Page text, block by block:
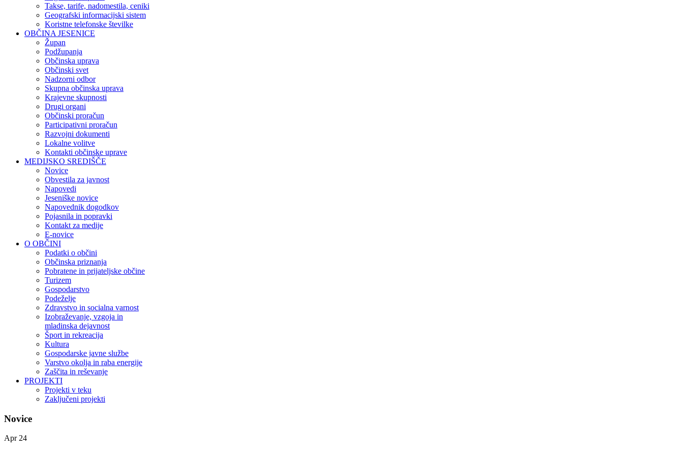
Takse, tarife, nadomestila, ceniki
Geografski informacijski sistem
Koristne telefonske številke
OBČINA JESENICE
Župan
Podžupanja
Občinska uprava
Občinski svet
Nadzorni odbor
Skupna občinska uprava
Krajevne skupnosti
Drugi organi
Občinski proračun
Participativni proračun
Razvojni dokumenti
Lokalne volitve
Kontakti občinske uprave
MEDIJSKO SREDIŠČE
Novice
Obvestila za javnost
Napovedi
Jeseniške novice
Napovednik dogodkov
Pojasnila in popravki
Kontakt za medije
E-novice
O OBČINI
Podatki o občini
Občinska priznanja
Pobratene in prijateljske občine
Turizem
Gospodarstvo
Podeželje
Zdravstvo in socialna varnost
Izobraževanje, vzgoja in
mladinska dejavnost
Šport in rekreacija
Kultura
Gospodarske javne službe
Varstvo okolja in raba energije
Zaščita in reševanje
PROJEKTI
Projekti v teku
Zaključeni projekti
Novice
Apr 24